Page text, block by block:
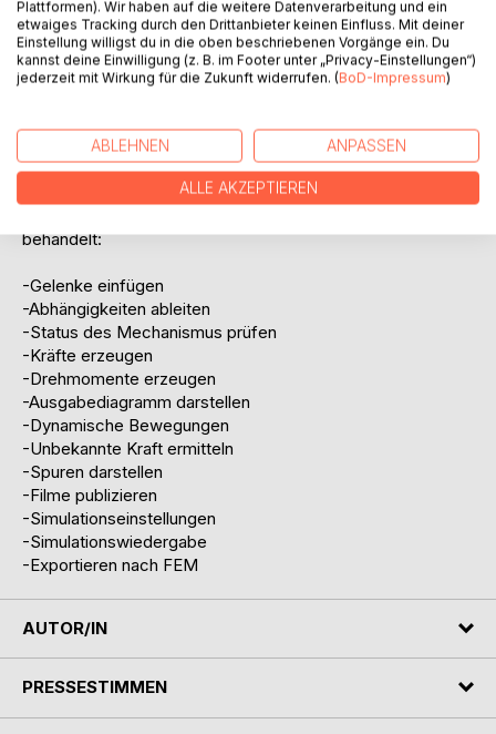
ergänzt und mit zusätzlichen externen Kräften oder
Drehmomenten beaufschlagt werden, was eine Analyse
der Baugruppe unter realistischen Bedingungen ermöglicht.
statischen Analyse oder einer Modalanalyse unterzogen
werden.
behandelt:
-Gelenke einfügen
-Abhängigkeiten ableiten
-Status des Mechanismus prüfen
-Kräfte erzeugen
-Drehmomente erzeugen
-Ausgabediagramm darstellen
-Dynamische Bewegungen
-Unbekannte Kraft ermitteln
-Spuren darstellen
-Filme publizieren
-Simulationseinstellungen
-Simulationswiedergabe
-Exportieren nach FEM
AUTOR/IN
PRESSESTIMMEN
Plattformen). Wir haben auf die weitere Datenverarbeitung und ein
etwaiges Tracking durch den Drittanbieter keinen Einfluss. Mit deiner
Einstellung willigst du in die oben beschriebenen Vorgänge ein. Du
kannst deine Einwilligung (z. B. im Footer unter „Privacy-Einstellungen“)
jederzeit mit Wirkung für die Zukunft widerrufen. (BoD-Impressum)
ABLEHNEN ANPASSEN
ALLE AKZEPTIEREN